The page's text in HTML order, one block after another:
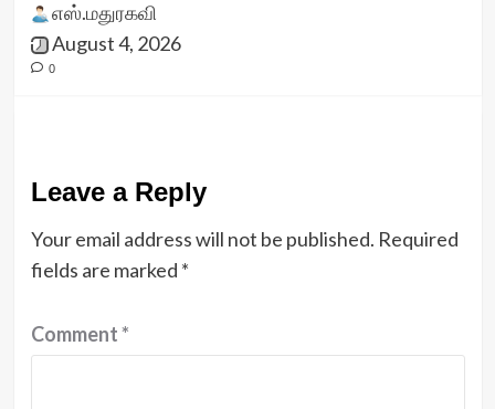
எஸ்.மதுரகவி
August 4, 2026
0
Leave a Reply
Your email address will not be published. Required
fields are marked *
Comment*